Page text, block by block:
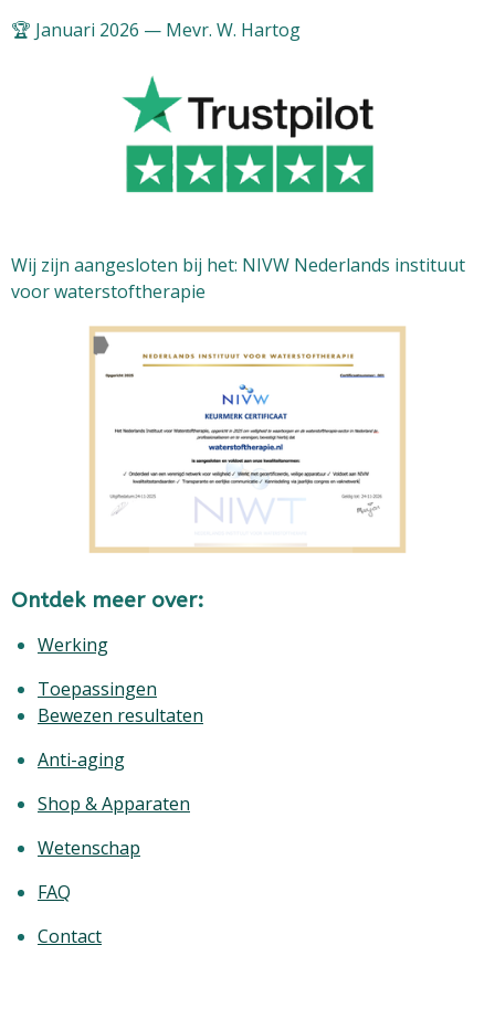
🏆 Januari 2026 — Mevr. W. Hartog
Wij zijn aangesloten bij het: NIVW Nederlands instituut
voor waterstoftherapie
Ontdek meer over:
Werking
Toepassingen
Bewezen resultaten
Anti-aging
Shop & Apparaten
Wetenschap
FAQ
Contact